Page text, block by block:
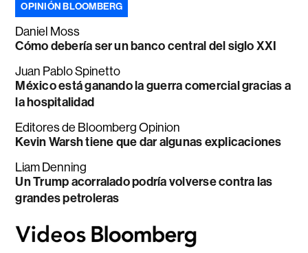
OPINIÓN BLOOMBERG
Daniel Moss
Cómo debería ser un banco central del siglo XXI
Juan Pablo Spinetto
México está ganando la guerra comercial gracias a
la hospitalidad
Editores de Bloomberg Opinion
Kevin Warsh tiene que dar algunas explicaciones
Liam Denning
Un Trump acorralado podría volverse contra las
grandes petroleras